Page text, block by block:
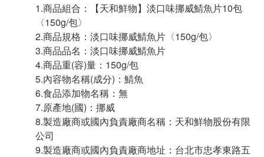
1.商品組合：【天和鮮物】淡口味挪威鯖魚片10包
〈150g/包〉
2.商品規格：淡口味挪威鯖魚片〈150g/包〉
3.商品品名：淡口味挪威鯖魚片
4.商品重(容)量：150g/包
5.內容物名稱(成分)：鯖魚
6.食品添加物名稱：無
7.原產地(國)：挪威
8.製造廠商或國內負責廠商名稱：天和鮮物股份有限
公司
9.製造廠商或國內負責廠商地址：台北市忠孝東路五